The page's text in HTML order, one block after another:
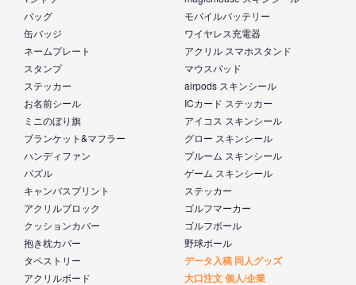
バッグ
缶バッジ
ネームプレート
スタンプ
ステッカー
お名前シール
ミニのぼり旗
ブランケット&マフラー
ハンディファン
パズル
キャンバスプリント
アクリルブロック
クッションカバー
抱き枕カバー
タペストリー
アクリルボード
モバイルバッテリー
ワイヤレス充電器
アクリル スマホスタンド
マウスパッド
airpods スキンシール
ICカード ステッカー
アイコス スキンシール
グロー スキンシール
プルーム スキンシール
ゲーム スキンシール
ステッカー
ゴルフマーカー
ゴルフボール
野球ボール
データ入稿 同人グッズ
大口注文 個人/企業